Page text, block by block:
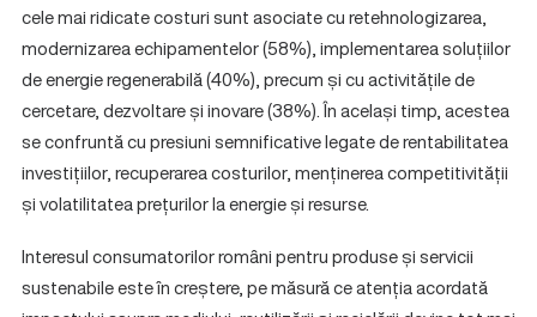
cele mai ridicate costuri sunt asociate cu retehnologizarea,
modernizarea echipamentelor (58%), implementarea soluțiilor
de energie regenerabilă (40%), precum și cu activitățile de
cercetare, dezvoltare și inovare (38%). În același timp, acestea
se confruntă cu presiuni semnificative legate de rentabilitatea
investițiilor, recuperarea costurilor, menținerea competitivității
și volatilitatea prețurilor la energie și resurse.
Interesul consumatorilor români pentru produse și servicii
sustenabile este în creștere, pe măsură ce atenția acordată